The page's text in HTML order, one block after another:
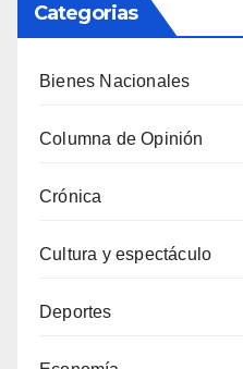
Categorias
Bienes Nacionales
Columna de Opinión
Crónica
Cultura y espectáculo
Deportes